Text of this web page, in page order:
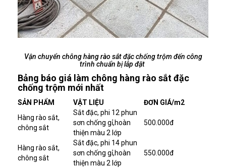
Vận chuyển chông hàng rào sắt đặc chống trộm đến công
trình chuẩn bị lắp đặt
Bảng báo giá làm chông hàng rào sắt đặc
chống trộm mới nhất
SẢN PHẨM VẬT LIỆU
ĐƠN GIÁ/m2
Hàng rào sắt,
chông sắt
Sắt đặc, phi 12 phun
sơn chống gỉ,hoàn
thiện màu 2 lớp
500.000đ
Hàng rào sắt,
chông sắt
Sắt đặc, phi 14 phun
sơn chống gỉ,hoàn
thiện màu 2 lớp
550.000đ